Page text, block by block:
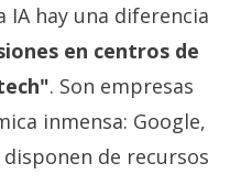
IA hay una diferencia
en centros de
. Son empresas
inmensa: Google,
de recursos